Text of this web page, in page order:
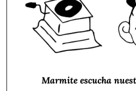
Marmite escucha